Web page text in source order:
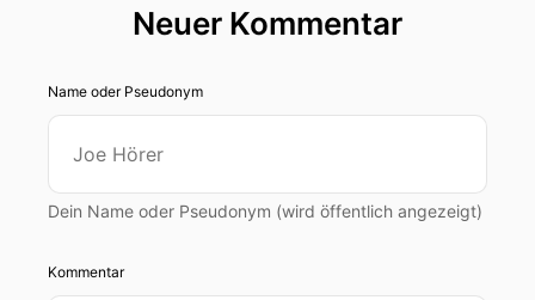
Neuer Kommentar
Name oder Pseudonym
Dein Name oder Pseudonym (wird öffentlich angezeigt)
Kommentar